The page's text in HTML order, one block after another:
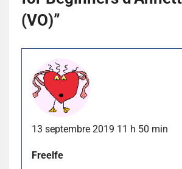
(VO)”
13 septembre 2019 11 h 50 min
Freelfe